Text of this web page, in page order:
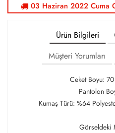
03 Haziran 2022 Cuma
Ürün Bilgileri
Müşteri Yorumları
Ceket Boyu:
Pantolon
Kumaş Türü: %64
Görseldeki